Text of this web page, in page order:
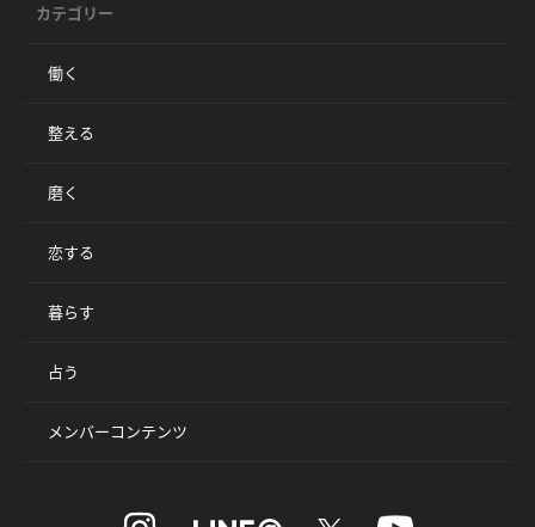
カテゴリー
働く
整える
磨く
恋する
暮らす
占う
メンバーコンテンツ